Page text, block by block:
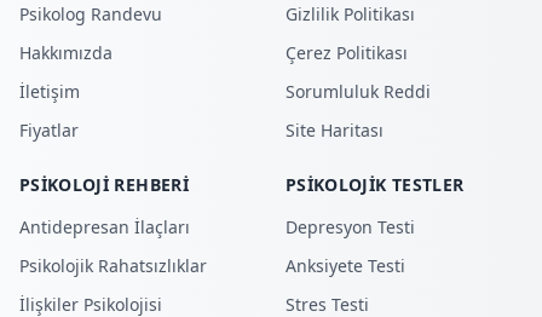
Psikolog Randevu
Hakkımızda
İletişim
Fiyatlar
Gizlilik Politikası
Çerez Politikası
Sorumluluk Reddi
Site Haritası
PSIKOLOJI REHBERI
Antidepresan İlaçları
Psikolojik Rahatsızlıklar
İlişkiler Psikolojisi
PSIKOLOJIK TESTLER
Depresyon Testi
Anksiyete Testi
Stres Testi